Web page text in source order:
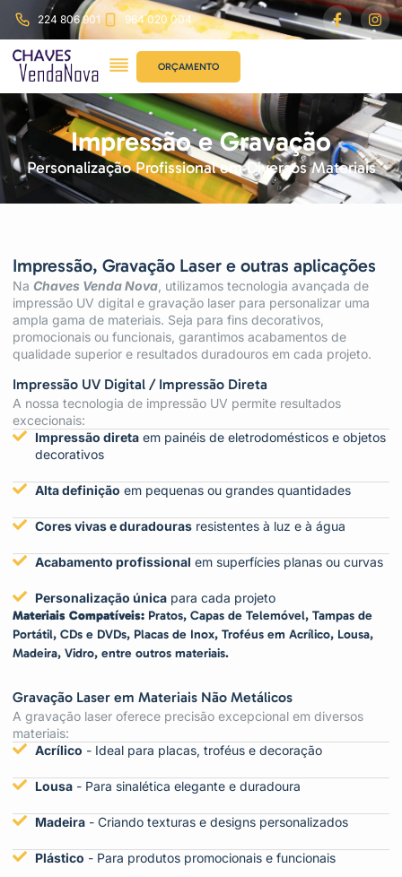
224 806 901 964 020 004
ORÇAMENTO
Impressão e Gravação
Personalização Profissional em Diversos Materiais
Impressão, Gravação Laser e outras aplicações
Na Chaves Venda Nova , utilizamos tecnologia avançada de
impressão UV digital e gravação laser para personalizar uma
ampla gama de materiais. Seja para fins decorativos,
promocionais ou funcionais, garantimos acabamentos de
qualidade superior e resultados duradouros em cada projeto.
Impressão UV Digital / Impressão Direta
A nossa tecnologia de impressão UV permite resultados
excecionais:
Impressão direta em painéis de eletrodomésticos e objetos
decorativos
Alta definição em pequenas ou grandes quantidades
Cores vivas e duradouras resistentes à luz e à água
Acabamento profissional em superfícies planas ou curvas
Personalização única para cada projeto
Materiais Compatíveis: Pratos, Capas de Telemóvel, Tampas de
Portátil, CDs e DVDs, Placas de Inox, Troféus em Acrílico, Lousa,
Madeira, Vidro, entre outros materiais.
Gravação Laser em Materiais Não Metálicos
A gravação laser oferece precisão excepcional em diversos
materiais:
Acrílico - Ideal para placas, troféus e decoração
Lousa - Para sinalética elegante e duradoura
Madeira - Criando texturas e designs personalizados
Plástico - Para produtos promocionais e funcionais